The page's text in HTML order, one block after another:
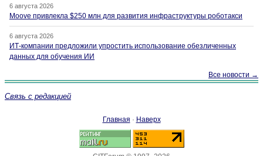
6 августа 2026
Moove привлекла $250 млн для развития инфраструктуры роботакси
6 августа 2026
ИТ-компании предложили упростить использование обезличенных
данных для обучения ИИ
Все новости →
Связь с редакцией
Главная · Наверх